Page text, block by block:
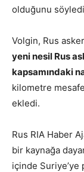
olduğunu
Volgin, Rus
yeni nesil Rus
kapsamındaki
kilometre
ekledi.
Rus RIA Haber
bir kaynağa
içinde